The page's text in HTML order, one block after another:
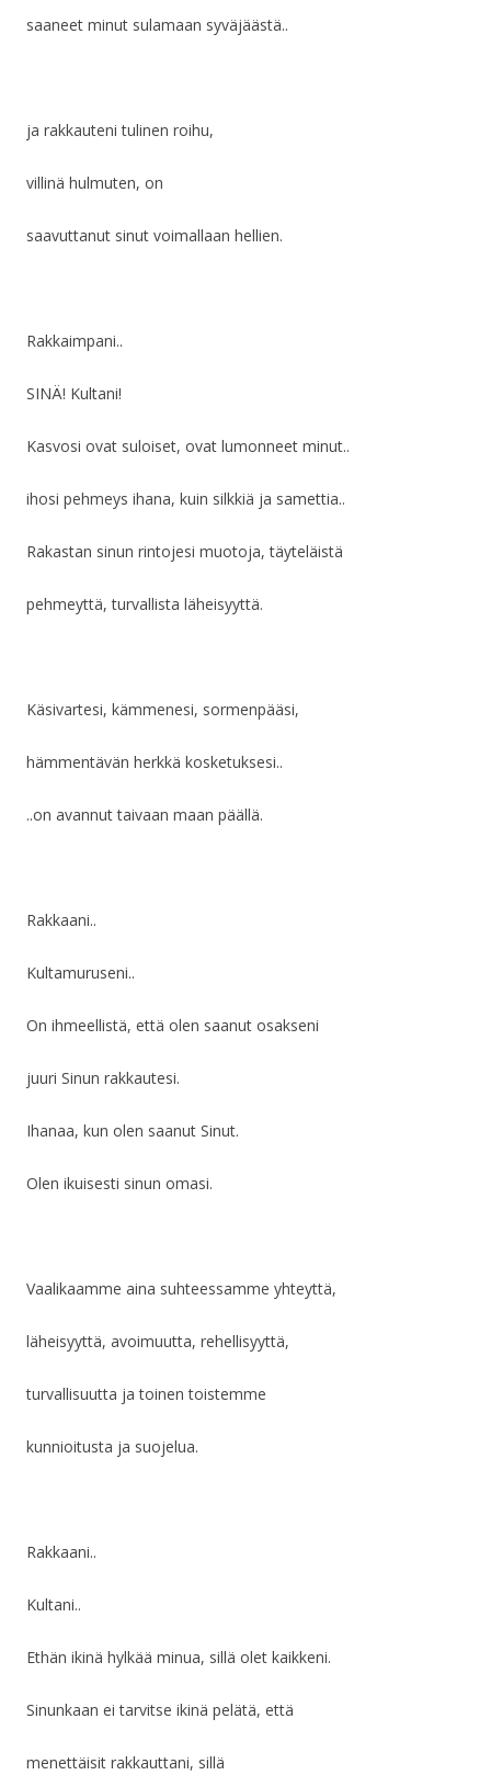
saaneet minut sulamaan syväjäästä..
ja rakkauteni tulinen roihu,
villinä hulmuten, on
saavuttanut sinut voimallaan hellien.
Rakkaimpani..
SINÄ! Kultani!
Kasvosi ovat suloiset, ovat lumonneet minut..
ihosi pehmeys ihana, kuin silkkiä ja samettia..
Rakastan sinun rintojesi muotoja, täyteläistä
pehmeyttä, turvallista läheisyyttä.
Käsivartesi, kämmenesi, sormenpääsi,
hämmentävän herkkä kosketuksesi..
..on avannut taivaan maan päällä.
Rakkaani..
Kultamuruseni..
On ihmeellistä, että olen saanut osakseni
juuri Sinun rakkautesi.
Ihanaa, kun olen saanut Sinut.
Olen ikuisesti sinun omasi.
Vaalikaamme aina suhteessamme yhteyttä,
läheisyyttä, avoimuutta, rehellisyyttä,
turvallisuutta ja toinen toistemme
kunnioitusta ja suojelua.
Rakkaani..
Kultani..
Ethän ikinä hylkää minua, sillä olet kaikkeni.
Sinunkaan ei tarvitse ikinä pelätä, että
menettäisit rakkauttani, sillä